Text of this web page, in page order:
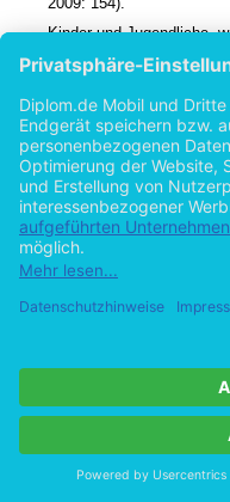
Kinder und Jugendliche,
fahrungen machen
bevollen und
theorie für die
lichen Attributen erörtert.
Bindungstheoretische